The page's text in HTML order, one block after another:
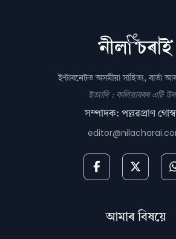
ইণ্টাৰনেটত অসমীয়া সাহিত্য,
ইত্যাদি : কলিয়াবৰৰ এটি
সম্পাদক: পল্লৱপ্ৰাণ
আমাৰ বিষয়ে